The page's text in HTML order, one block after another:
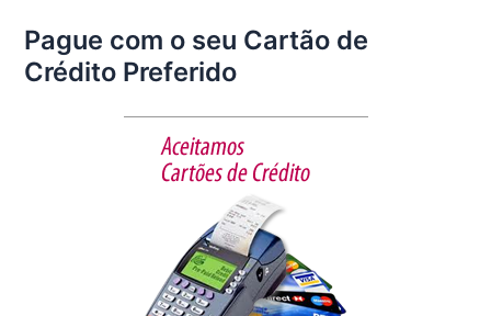
c
e
itt
er
ai
l
ar
e
Pague com o seu Cartão de
Crédito Preferido